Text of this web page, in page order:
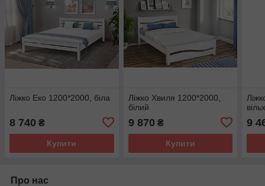
Ліжко Еко 1200*2000, біла
8 740 ₴
Купити
Ліжко Хвиля 1200*2000,
білий
9 870 ₴
Купити
9
Про нас